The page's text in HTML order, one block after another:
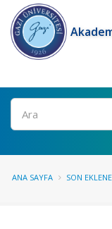
Ara
ANA SAYFA SON